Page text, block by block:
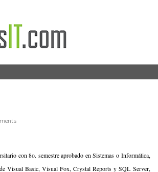
con 8o. semestre aprobado en Sistemas o Informática,
Visual Basic, Visual Fox, Crystal Reports y SQL Server,